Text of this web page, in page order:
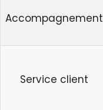
Accompagnement
Service client